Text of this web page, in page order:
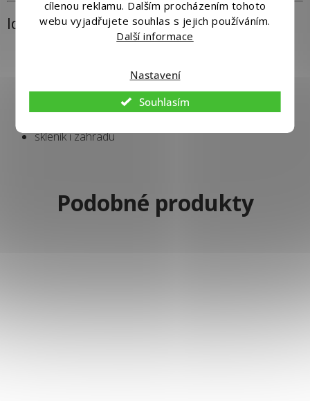
cílenou reklamu. Dalším procházením tohoto
webu vyjadřujete souhlas s jejich používáním.
Další informace
Nastavení
Souhlasím
Ideální pro
bylinky a balkónové rostliny
vysoké sazenice a květiny
skleník i zahradu